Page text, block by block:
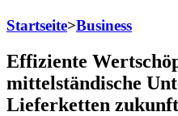
Startseite>Business
Effiziente
mittelständische
Lieferketten